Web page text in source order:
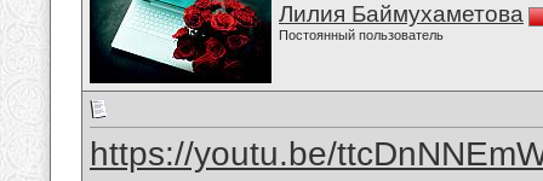
Лилия Баймухаметова
Постоянный пользователь
https://youtu.be/